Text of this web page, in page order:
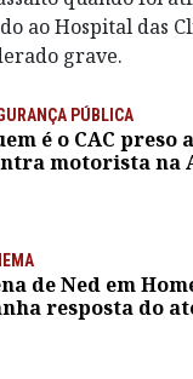
ao Hospital das
grave.
PÚBLICA
é o CAC
motorista na
de Ned em
resposta do